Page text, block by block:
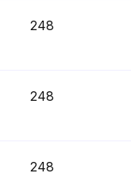
248
248
248